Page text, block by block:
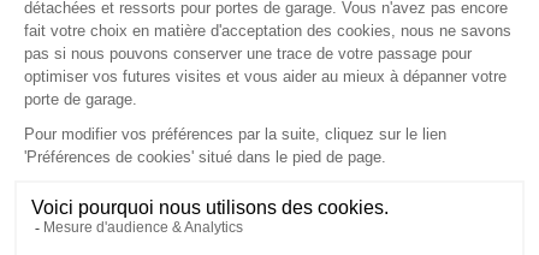
Porte Novoferm
Novorol après 04/2016